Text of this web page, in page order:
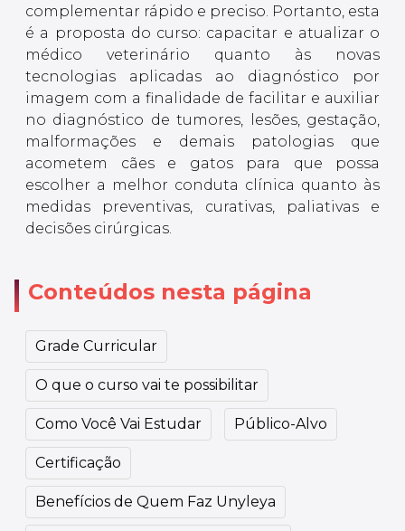
complementar rápido e preciso. Portanto, esta
é a proposta do curso: capacitar e atualizar o
médico veterinário quanto às novas
tecnologias aplicadas ao diagnóstico por
imagem com a finalidade de facilitar e auxiliar
no diagnóstico de tumores, lesões, gestação,
malformações e demais patologias que
acometem cães e gatos para que possa
escolher a melhor conduta clínica quanto às
medidas preventivas, curativas, paliativas e
decisões cirúrgicas.
Conteúdos nesta página
Grade Curricular
O que o curso vai te possibilitar
Como Você Vai Estudar Público-Alvo
Certificação
Benefícios de Quem Faz Unyleya